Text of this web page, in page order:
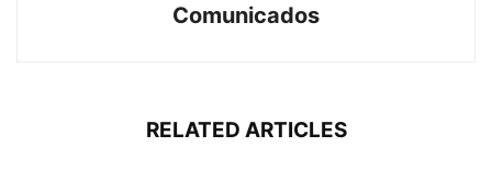
Comunicados
RELATED ARTICLES